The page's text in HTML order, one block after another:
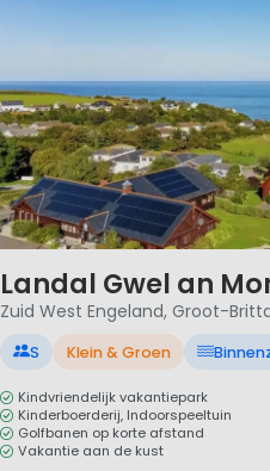
Landal Gwel an
Zuid West Engeland, Groot-
S Klein & Groen
Kindvriendelijk vakantiepark
Kinderboerderij, Indoorspeeltuin
Golfbanen op korte afstand
Vakantie aan de kust